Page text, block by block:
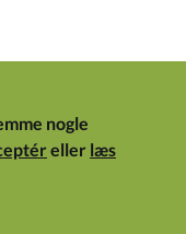
nogle
eller læs